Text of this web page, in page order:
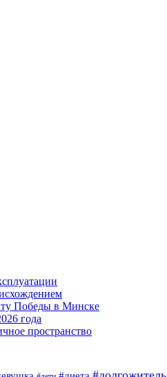
Победы в Минске
года
пространство